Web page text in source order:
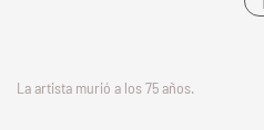
La artista murió a los 75 años.